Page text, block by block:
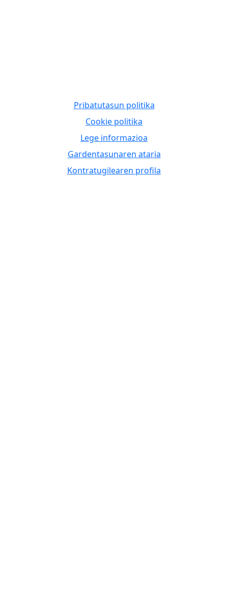
Pribatutasun politika
Cookie politika
Lege informazioa
Gardentasunaren ataria
Kontratugilearen profila